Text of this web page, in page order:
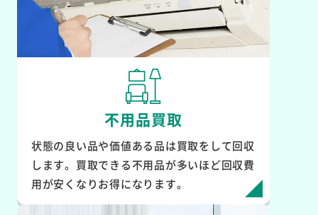
不用品買取
状態の良い品や価値ある品は買取をして回収
します。買取できる不用品が多いほど回収費
用が安くなりお得になります。